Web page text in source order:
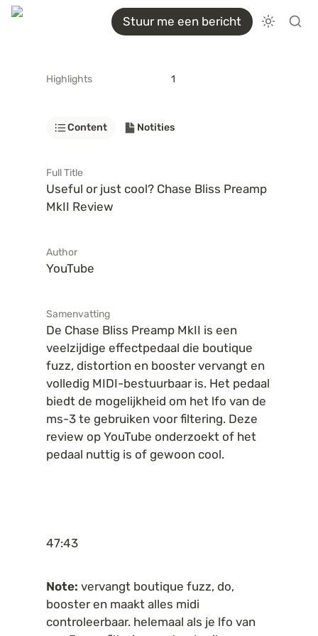
Stuur me een bericht
Highlights 1
Content Notities
Full Title
Useful or just cool? Chase Bliss Preamp
MkII Review
Author
YouTube
Samenvatting
De Chase Bliss Preamp MkII is een
veelzijdige effectpedaal die boutique
fuzz, distortion en booster vervangt en
volledig MIDI-bestuurbaar is. Het pedaal
biedt de mogelijkheid om het lfo van de
ms-3 te gebruiken voor filtering. Deze
review op YouTube onderzoekt of het
pedaal nuttig is of gewoon cool.
47:43
Note: vervangt boutique fuzz, do,
booster en maakt alles midi
controleerbaar. helemaal als je lfo van